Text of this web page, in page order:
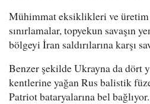
Mühimmat eksiklikleri ve
sınırlamalar, topyekun savaşın
bölgeyi İran saldırılarına karşı
Benzer şekilde Ukrayna da dört
kentlerine yağan Rus balistik
Patriot bataryalarına bel bağlıyor.